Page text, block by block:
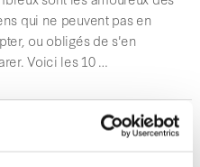
qui ne peuvent pas en
ou obligés de s'en
Voici les 10 …
Maltais